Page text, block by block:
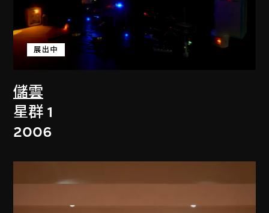
儲雲
展出中
星群 1
2006